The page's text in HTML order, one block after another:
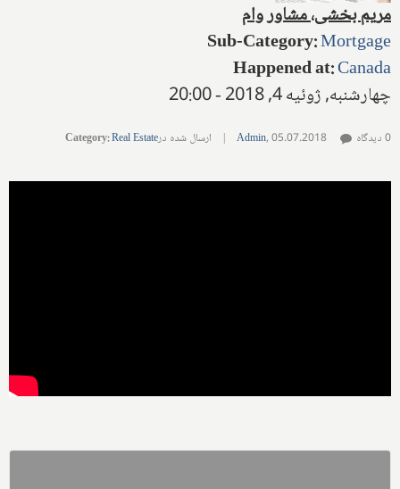
مریم بخشی، مشاور وام
Sub-Category:Mortgage
Happened at:Canada
چهارشنبه, ژوئیه 4, 2018 - 20:00
Admin,05.07.2018
| ارسال شده در Category:Real Estate 0 دیدگاه